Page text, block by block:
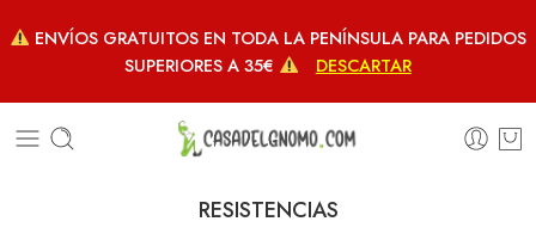
ENVÍOS GRATUITOS EN TODA LA PENÍNSULA PARA PEDIDOS
SUPERIORES A 35€
DESCARTAR
RESISTENCIAS